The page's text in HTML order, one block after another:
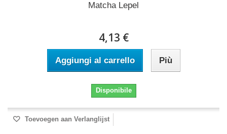
Matcha Lepel
4,13 €
Aggiungi al carrello Più
Disponibile
Toevoegen aan Verlanglijst